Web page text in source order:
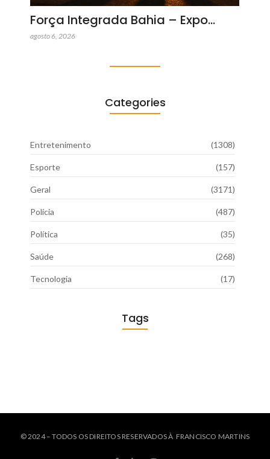
Força Integrada Bahia – Expo…
agosto 6, 2026
Categories
Entretenimento (1308)
Esporte (157)
Geral (3171)
Polícia (487)
Política (35)
Saúde (268)
Tecnologia (17)
Tags
© 2024 – TODOS OS DIREITOS RESERVADOS À FRANCISCO MARTINS